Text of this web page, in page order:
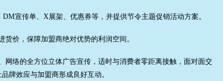
宣传单、X展架、优惠券等，并提供节令主题促销活动方案。
价，保障加盟商绝对优势的利润空间。
网络的全方位立体广告宣传，适时与消费者零距离接触，面对面交
形成良好互动。